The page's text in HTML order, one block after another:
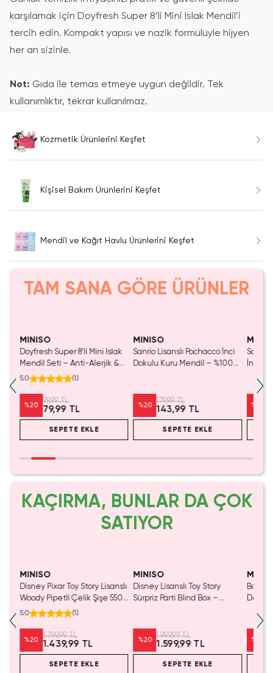
karşılamak için Doyfresh Super 8’li Mini Islak Mendil’i
tercih edin. Kompakt yapısı ve nazik formülüyle hijyen
her an sizinle.
Not: Gıda ile temas etmeye uygun değildir. Tek
kullanımlıktır, tekrar kullanılmaz.
Kozmetik Ürünlerini Keşfet
Kişisel Bakım Ürünlerini Keşfet
Mendil ve Kağıt Havlu Ürünlerini Keşfet
TAM SANA GÖRE ÜRÜNLER
MINISO
Doyfresh Super 8'li Mini Islak
Mendil Seti – Anti-Alerjik &
Alkol İçermez
5.0 (1)
%20
99,99 TL
79,99 TL
SEPETE EKLE
MINISO
Sanrio Lisanslı Pochacco İnci
Dokulu Kuru Mendil – %100
%20
179,99 TL
143,99 TL
SEPETE EKLE
Sanrio
İnci
%
KAÇIRMA, BUNLAR DA ÇOK
SATIYOR
MINISO
Disney Pixar Toy Story Lisanslı
Woody Pipetli Çelik Şişe 550
mL – Saplı Tasarım
5.0 (1)
%20
1.799,99 TL
1.439,99 TL
SEPETE EKLE
MINISO
Disney Lisanslı Toy Story
Sürpriz Parti Blind Box –
%20
1.999,99 TL
1.599,99 TL
SEPETE EKLE
Barbie
%